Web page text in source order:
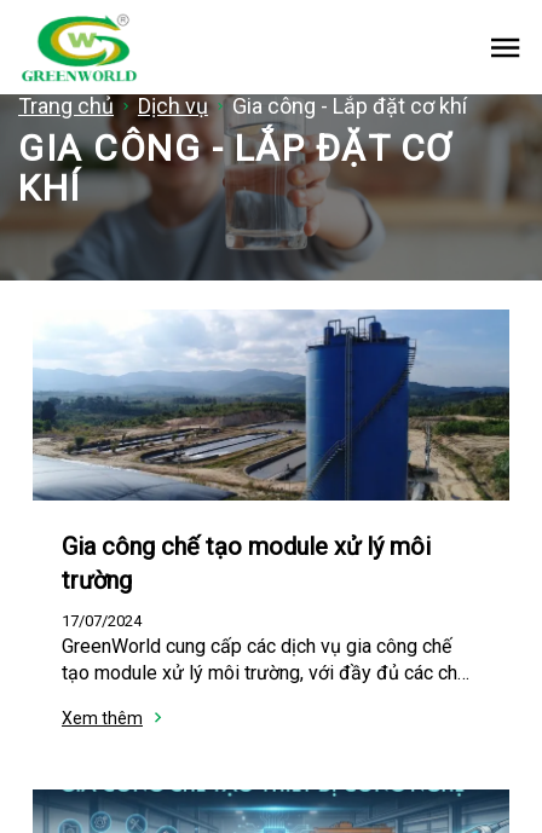
Trang chủ Dịch vụ Gia công - Lắp đặt cơ khí
GIA CÔNG - LẮP ĐẶT CƠ
KHÍ
Gia công chế tạo module xử lý môi
trường
17/07/2024
GreenWorld cung cấp các dịch vụ gia công chế
tạo module xử lý môi trường, với đầy đủ các chức
Xem thêm